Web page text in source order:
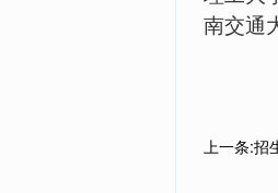
南交通
上一条:招